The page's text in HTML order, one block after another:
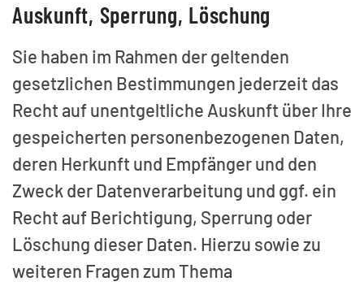
Auskunft, Sperrung, Löschung
Sie haben im Rahmen der geltenden
gesetzlichen Bestimmungen jederzeit das
Recht auf unentgeltliche Auskunft über Ihre
gespeicherten personenbezogenen Daten,
deren Herkunft und Empfänger und den
Zweck der Datenverarbeitung und ggf. ein
Recht auf Berichtigung, Sperrung oder
Löschung dieser Daten. Hierzu sowie zu
weiteren Fragen zum Thema